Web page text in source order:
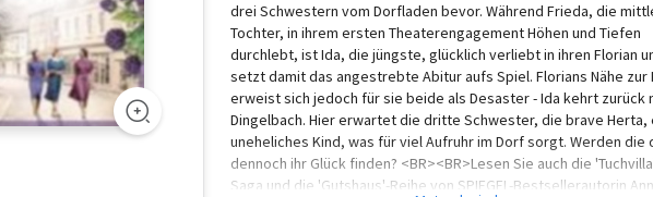
drei Schwestern vom Dorfladen bevor. Während Frieda, die
Tochter, in ihrem ersten Theaterengagement Höhen und Tiefen
durchlebt, ist Ida, die jüngste, glücklich verliebt in ihren Florian
setzt damit das angestrebte Abitur aufs Spiel. Florians Nähe zur
erweist sich jedoch für sie beide als Desaster - Ida kehrt zurück
Dingelbach. Hier erwartet die dritte Schwester, die brave Herta,
uneheliches Kind, was für viel Aufruhr im Dorf sorgt. Werden die
dennoch ihr Glück finden? <BR><BR>Lesen Sie auch die
Saga und die 'Gutshaus'-Reihe von SPIEGEL-Bestsellerautorin